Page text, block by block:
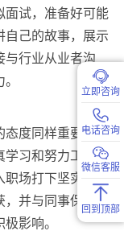
面试，准备好可能
自己的故事，展示
与行业从业者沟
态度同样重要。每
学习和努力工作，
职场打下坚实基
并与同事保持联
影响。
立即咨询
电话咨询
微信客服
回到顶部